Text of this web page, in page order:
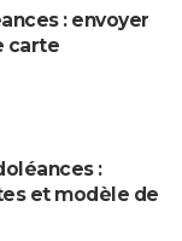
: envoyer
carte
:
et modèle de